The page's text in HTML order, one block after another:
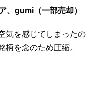
、gumi（一部売却）
気を感じてしまったの
柄を念のため圧縮。